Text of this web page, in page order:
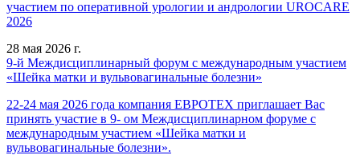
участием по оперативной урологии и андрологии UROCARE
2026
28 мая 2026 г.
9-й Междисциплинарный форум с международным участием
«Шейка матки и вульвовагинальные болезни»
22-24 мая 2026 года компания ЕВРОТЕХ приглашает Вас
принять участие в 9- ом Междисциплинарном форуме с
международным участием «Шейка матки и
вульвовагинальные болезни».